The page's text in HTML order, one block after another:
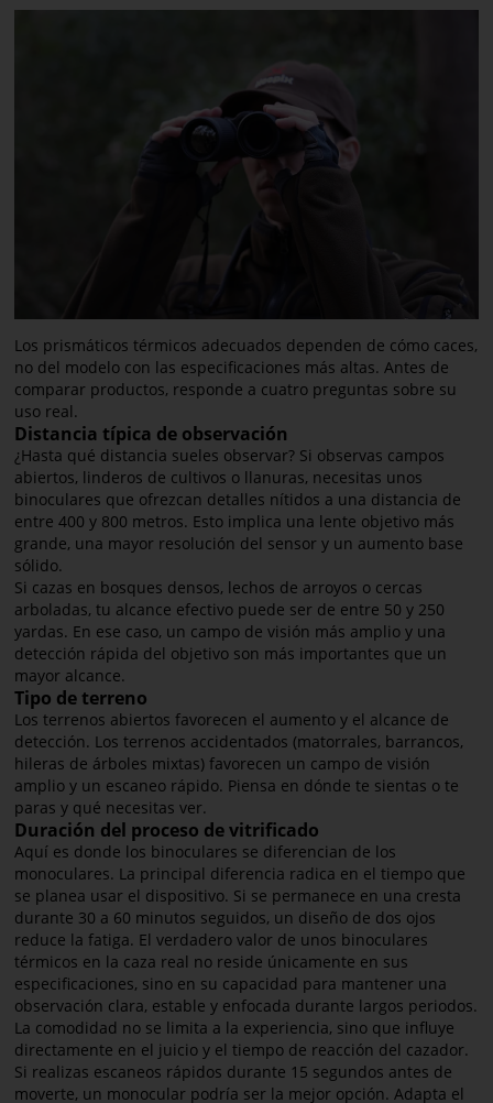
Los prismáticos térmicos adecuados dependen de cómo caces,
no del modelo con las especificaciones más altas. Antes de
comparar productos, responde a cuatro preguntas sobre su
uso real.
Distancia típica de observación
¿Hasta qué distancia sueles observar? Si observas campos
abiertos, linderos de cultivos o llanuras, necesitas unos
binoculares que ofrezcan detalles nítidos a una distancia de
entre 400 y 800 metros. Esto implica una lente objetivo más
grande, una mayor resolución del sensor y un aumento base
sólido.
Si cazas en bosques densos, lechos de arroyos o cercas
arboladas, tu alcance efectivo puede ser de entre 50 y 250
yardas. En ese caso, un campo de visión más amplio y una
detección rápida del objetivo son más importantes que un
mayor alcance.
Tipo de terreno
Los terrenos abiertos favorecen el aumento y el alcance de
detección. Los terrenos accidentados (matorrales, barrancos,
hileras de árboles mixtas) favorecen un campo de visión
amplio y un escaneo rápido. Piensa en dónde te sientas o te
paras y qué necesitas ver.
Duración del proceso de vitrificado
Aquí es donde los binoculares se diferencian de los
monoculares. La principal diferencia radica en el tiempo que
se planea usar el dispositivo. Si se permanece en una cresta
durante 30 a 60 minutos seguidos, un diseño de dos ojos
reduce la fatiga. El verdadero valor de unos binoculares
térmicos en la caza real no reside únicamente en sus
especificaciones, sino en su capacidad para mantener una
observación clara, estable y enfocada durante largos periodos.
La comodidad no se limita a la experiencia, sino que influye
directamente en el juicio y el tiempo de reacción del cazador.
Si realizas escaneos rápidos durante 15 segundos antes de
moverte, un monocular podría ser la mejor opción. Adapta el